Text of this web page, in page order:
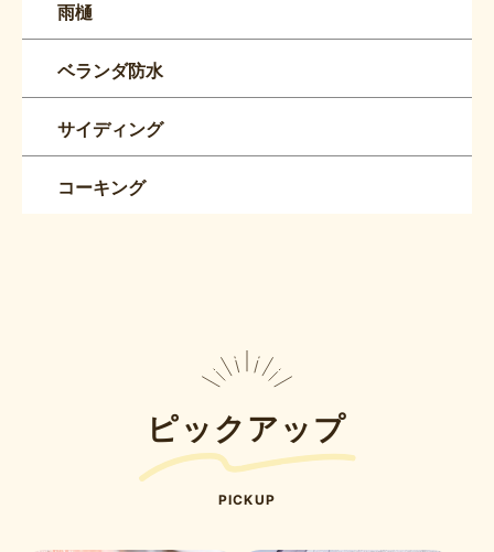
雨樋
ベランダ防水
サイディング
コーキング
ピックアップ
PICKUP